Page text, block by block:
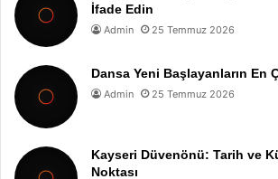
İfade Edin
Admin 25 Temmuz 2026
Dansa Yeni Başlayanların En
Admin 25 Temmuz 2026
Kayseri Düvenönü: Tarih ve
Noktası